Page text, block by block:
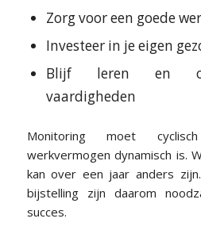
Zorg voor een goede
Investeer in je eigen
Blijf leren en
vaardigheden
Monitoring moet
werkvermogen dynamisch is.
kan over een jaar anders
bijstelling zijn daarom
succes.